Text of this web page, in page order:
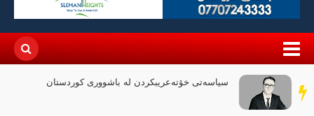
سەر
دێڕ
سیاسەتی خۆتەعریبکردن لە باشووری کوردستان